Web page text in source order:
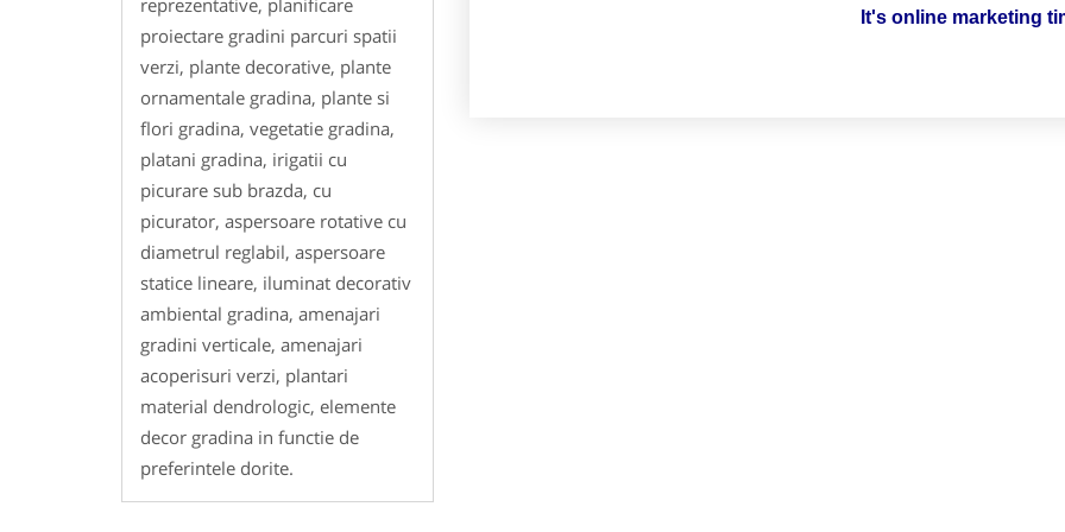
proiectare gradini parcuri spatii
verzi, plante decorative, plante
ornamentale gradina, plante si
flori gradina, vegetatie gradina,
platani gradina, irigatii cu
picurare sub brazda, cu
picurator, aspersoare rotative cu
diametrul reglabil, aspersoare
statice lineare, iluminat decorativ
ambiental gradina, amenajari
gradini verticale, amenajari
acoperisuri verzi, plantari
material dendrologic, elemente
decor gradina in functie de
preferintele dorite.
It's online marketing